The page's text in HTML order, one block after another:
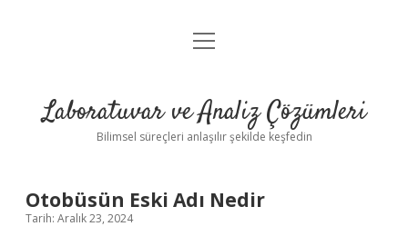
Anasayfa
Yasal Uyarı
menüyü
Laboratuvar ve Analiz Çözümleri
Bilimsel süreçleri anlaşılır şekilde keşfedin
Otobüsün Eski Adı Nedir
Tarih: Aralık 23, 2024